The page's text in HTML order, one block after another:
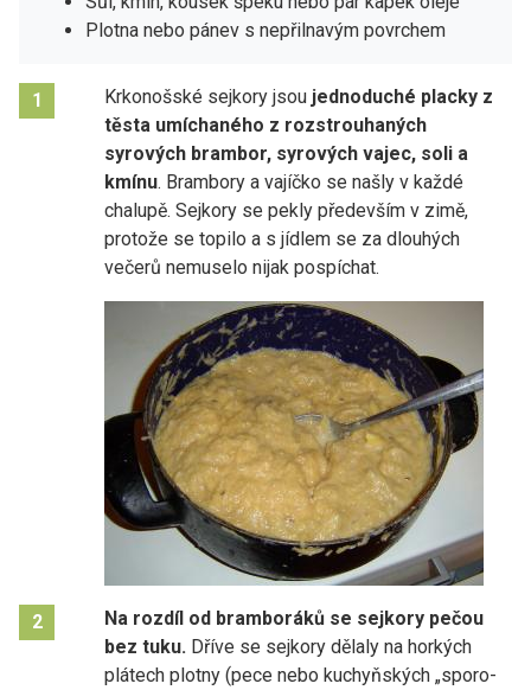
Plotna nebo pánev s nepřilnavým povrchem
1 Krkonošské sejkory jsou jednoduché placky z
těsta umíchaného z rozstrouhaných
syrových brambor, syrových vajec, soli a
kmínu. Brambory a vajíčko se našly v každé
chalupě. Sejkory se pekly především v zimě,
protože se topilo a s jídlem se za dlouhých
večerů nemuselo nijak pospíchat.
2
Na rozdíl od bramboráků se sejkory pečou
bez tuku. Dříve se sejkory dělaly na horkých
plátech plotny (pece nebo kuchyňských „sporo-